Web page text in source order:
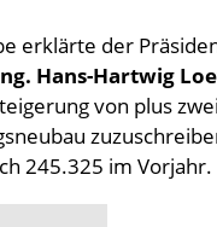
erklärte der
Hans-Hartwig
von plus
245.325 im Vorjahr.